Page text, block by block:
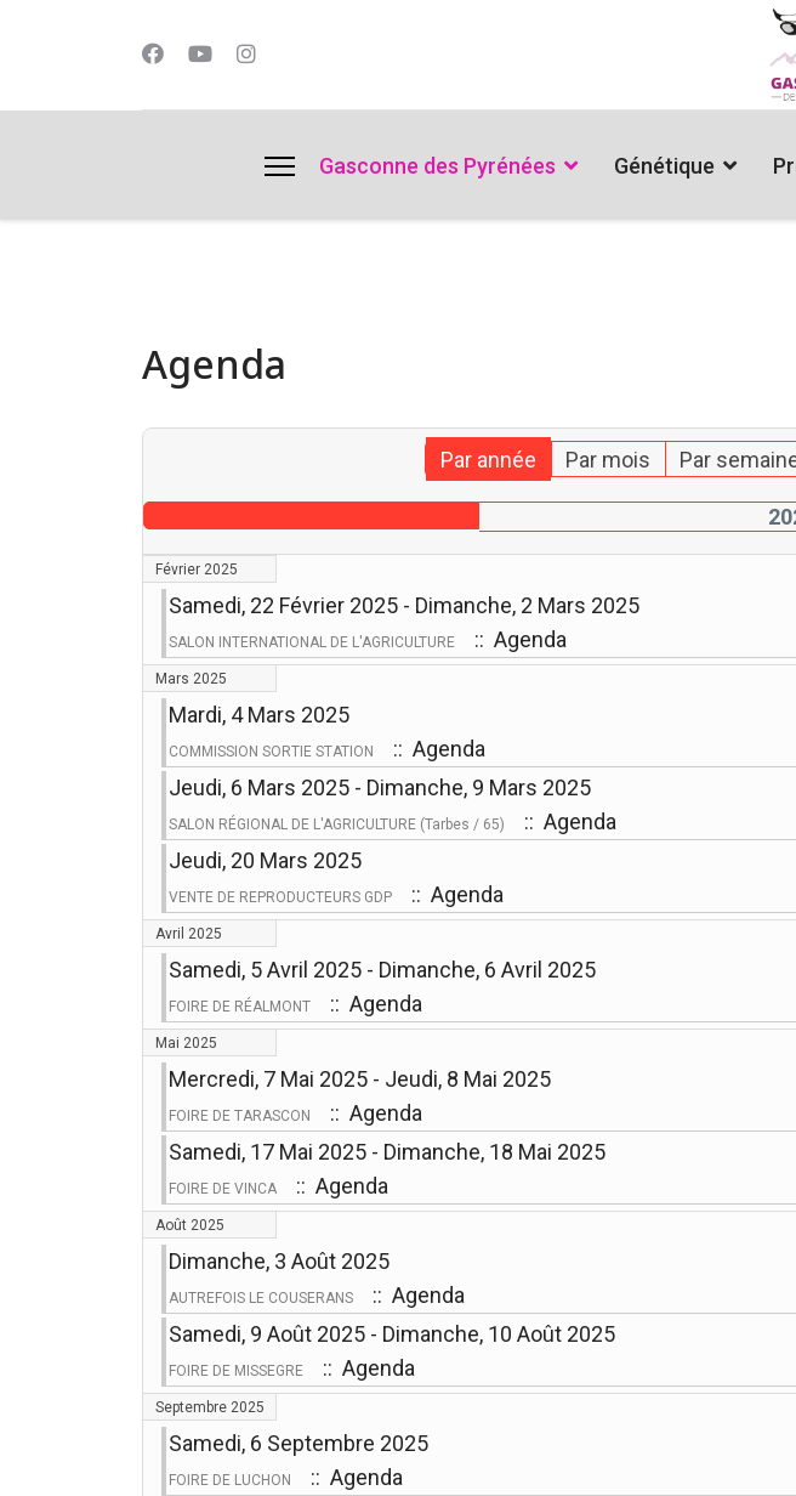
Gasconne des Pyrénées Génétique
Agenda
Par année Par mois Par
Février 2025
Samedi, 22 Février 2025 - Dimanche, 2 Mars 2025
SALON INTERNATIONAL DE L'AGRICULTURE :: Agenda
Mars 2025
Mardi, 4 Mars 2025
COMMISSION SORTIE STATION
:: Agenda
Jeudi, 6 Mars 2025 - Dimanche, 9 Mars 2025
SALON RÉGIONAL DE L'AGRICULTURE (Tarbes / 65)
:: Agenda
Jeudi, 20 Mars 2025
VENTE DE REPRODUCTEURS GDP :: Agenda
Avril 2025
Samedi, 5 Avril 2025 - Dimanche, 6 Avril 2025
FOIRE DE RÉALMONT :: Agenda
Mai 2025
Mercredi, 7 Mai 2025 - Jeudi, 8 Mai 2025
FOIRE DE TARASCON
:: Agenda
Samedi, 17 Mai 2025 - Dimanche, 18 Mai 2025
FOIRE DE VINCA :: Agenda
Août 2025
Dimanche, 3 Août 2025
AUTREFOIS LE COUSERANS
:: Agenda
Samedi, 9 Août 2025 - Dimanche, 10 Août 2025
FOIRE DE MISSEGRE :: Agenda
Septembre 2025
Samedi, 6 Septembre 2025
FOIRE DE LUCHON :: Agenda